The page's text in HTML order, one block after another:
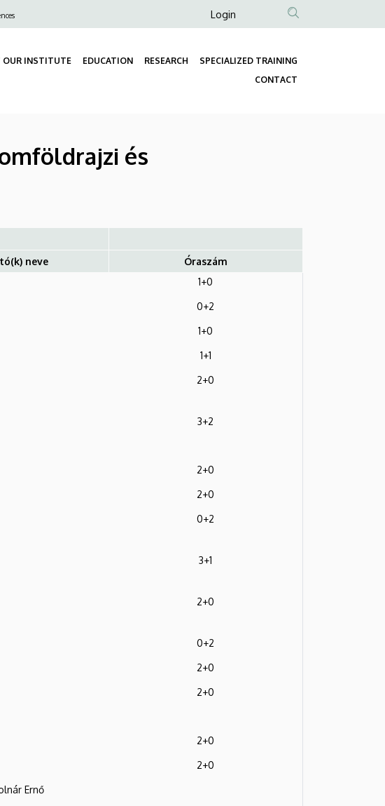
Anonim
fiók
menüje
Login
OUR INSTITUTE EDUCATION RESEARCH
SPECIALIZED TRAINING
CONTACT
és
neve
Óraszám
1+0
0+2
1+0
1+1
2+0
3+2
2+0
2+0
0+2
3+1
2+0
0+2
2+0
2+0
2+0
2+0
Ernő